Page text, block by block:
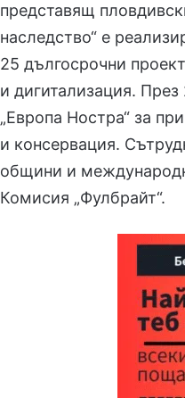
представящ
наследство“ е
25 дългосрочни
и дигитализация. През
„Европа Ностра“ за
и консервация.
общини и
Комисия „Фулбрайт“.